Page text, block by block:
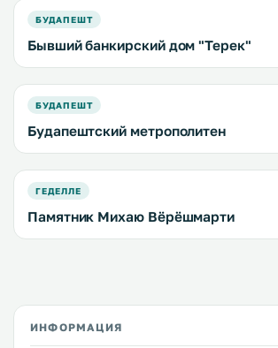
БУДАПЕШТ
Бывший банкирский дом "Терек"
БУДАПЕШТ
Будапештский метрополитен
ГЕДЕЛЛЕ
Памятник Михаю Вёрёшмарти
ИНФОРМАЦИЯ